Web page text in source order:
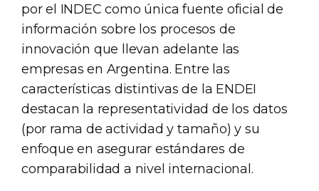
por el INDEC como única fuente oficial de
información sobre los procesos de
innovación que llevan adelante las
empresas en Argentina. Entre las
características distintivas de la ENDEI
destacan la representatividad de los datos
(por rama de actividad y tamaño) y su
enfoque en asegurar estándares de
comparabilidad a nivel internacional.